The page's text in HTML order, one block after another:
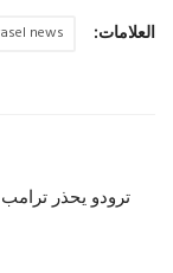
العلامات: news
ترودو يحذر